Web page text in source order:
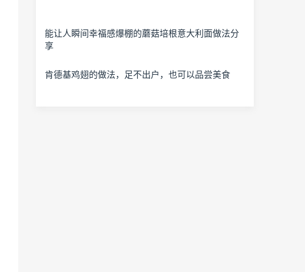
能让人瞬间幸福感爆棚的蘑菇培根意大利面做法分
享
肯德基鸡翅的做法，足不出户，也可以品尝美食